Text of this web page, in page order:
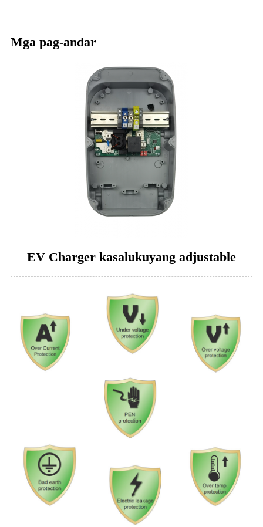
Mga pag-andar
EV Charger kasalukuyang adjustable